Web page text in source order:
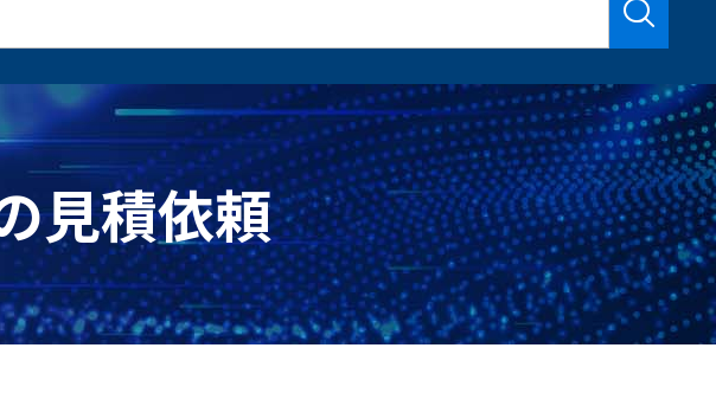
見積依頼